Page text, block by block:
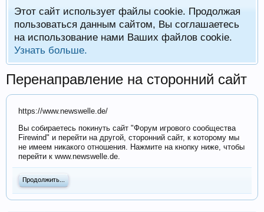
Этот сайт использует файлы cookie. Продолжая
пользоваться данным сайтом, Вы соглашаетесь
на использование нами Ваших файлов cookie.
Узнать больше.
Перенаправление на сторонний сайт
https://www.newswelle.de/
Вы собираетесь покинуть сайт "Форум игрового сообщества
Firewind" и перейти на другой, сторонний сайт, к которому мы
не имеем никакого отношения. Нажмите на кнопку ниже, чтобы
перейти к www.newswelle.de.
Продолжить...